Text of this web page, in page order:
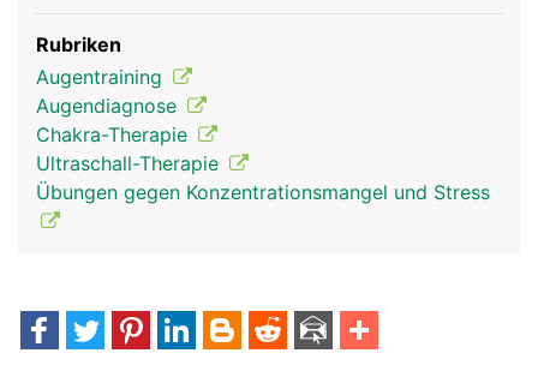
Rubriken
Augentraining
Augendiagnose
Chakra-Therapie
Ultraschall-Therapie
Übungen gegen Konzentrationsmangel und Stress